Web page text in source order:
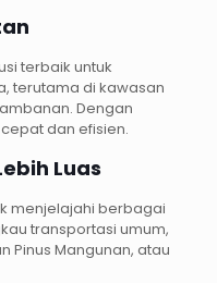
terbaik untuk
terutama di kawasan
Dengan
dan efisien.
Luas
menjelajahi berbagai
transportasi umum,
Pinus Mangunan, atau